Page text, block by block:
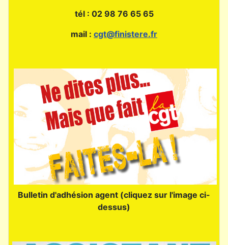
tél : 02 98 76 65 65
mail : cgt@finistere.fr
Bulletin d'adhésion agent (cliquez sur l'image ci-
dessus)